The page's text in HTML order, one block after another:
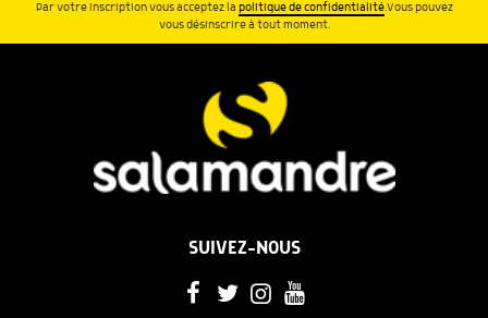
Par votre inscription vous acceptez la politique de confidentialité.Vous pouvez
vous désinscrire à tout moment.
SUIVEZ-NOUS